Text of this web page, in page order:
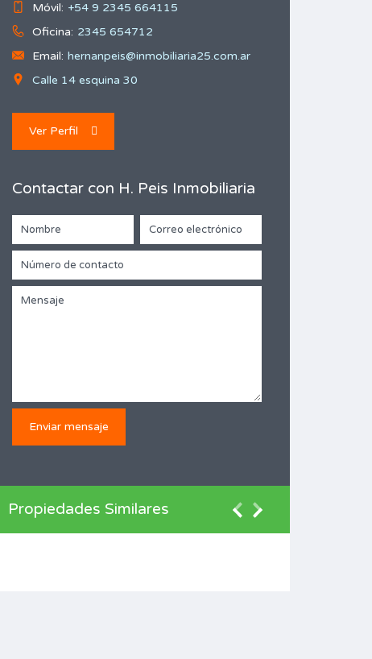
Móvil: +54 9 2345 664115
Oficina: 2345 654712
Email: hernanpeis@inmobiliaria25.com.ar
Calle 14 esquina 30
Ver Perfil
Contactar con H. Peis Inmobiliaria
Propiedades Similares